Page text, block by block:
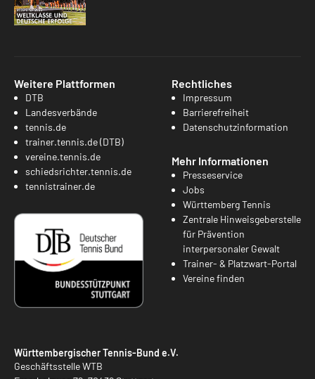
Weitere Plattformen
DTB
Landesverbände
tennis.de
trainer.tennis.de (DTB)
vereine.tennis.de
schiedsrichter.tennis.de
tennistrainer.de
Rechtliches
Impressum
Barrierefreiheit
Datenschutzinformation
Mehr Informationen
Presseservice
Jobs
Württemberg Tennis
Zentrale Hinweisgeberstelle
für Prävention
interpersonaler Gewalt
Trainer- & Platzwart-Portal
Vereine finden
Württembergischer Tennis-Bund e.V.
Geschäftsstelle WTB